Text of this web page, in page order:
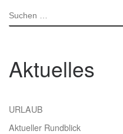
SUCHE
Aktuelles
URLAUB
Aktueller Rundblick